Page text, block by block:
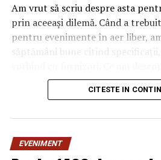
Am vrut să scriu despre asta
prin aceeași dilemă. Când a
pentru evenimente în aer liber,
săptămâni bune citind
„corect” depinde mult de context,
pavilionul și de ce condiții
materialului mai
CITESTE IN
EVENIMENT